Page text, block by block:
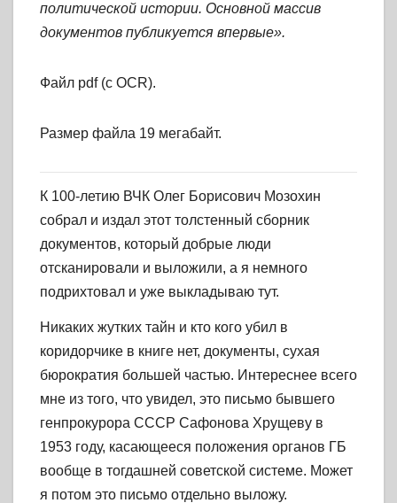
политической истории. Основной массив
документов публикуется впервые».
Файл pdf (с OCR).
Размер файла 19 мегабайт.
К 100-летию ВЧК Олег Борисович Мозохин
собрал и издал этот толстенный сборник
документов, который добрые люди
отсканировали и выложили, а я немного
подрихтовал и уже выкладываю тут.
Никаких жутких тайн и кто кого убил в
коридорчике в книге нет, документы, сухая
бюрократия большей частью. Интереснее всего
мне из того, что увидел, это письмо бывшего
генпрокурора СССР Сафонова Хрущеву в
1953 году, касающееся положения органов ГБ
вообще в тогдашней советской системе. Может
я потом это письмо отдельно выложу.